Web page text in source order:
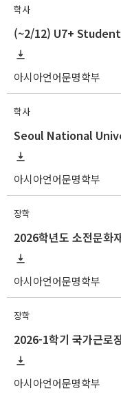
학사
(~2/12) U7+
아시아언어문명학부
학사
아시아언어문명학부
장학
2026학년도 소전문화
아시아언어문명학부
장학
아시아언어문명학부